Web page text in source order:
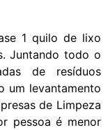
1 quilo de lixo
Juntando todo o
de resíduos
um levantamento
de Limpeza
pessoa é menor